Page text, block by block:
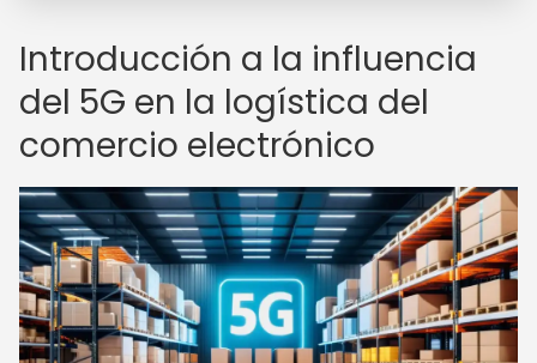
Introducción a la influencia
del 5G en la logística del
comercio electrónico